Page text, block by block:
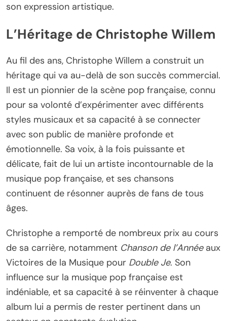
son expression artistique.
L’Héritage de Christophe Willem
Au fil des ans, Christophe Willem a construit un
héritage qui va au-delà de son succès commercial.
Il est un pionnier de la scène pop française, connu
pour sa volonté d’expérimenter avec différents
styles musicaux et sa capacité à se connecter
avec son public de manière profonde et
émotionnelle. Sa voix, à la fois puissante et
délicate, fait de lui un artiste incontournable de la
musique pop française, et ses chansons
continuent de résonner auprès de fans de tous
âges.
Christophe a remporté de nombreux prix au cours
de sa carrière, notamment Chanson de l’Annéeaux
Victoires de la Musique pour Double Je. Son
influence sur la musique pop française est
indéniable, et sa capacité à se réinventer à chaque
album lui a permis de rester pertinent dans un